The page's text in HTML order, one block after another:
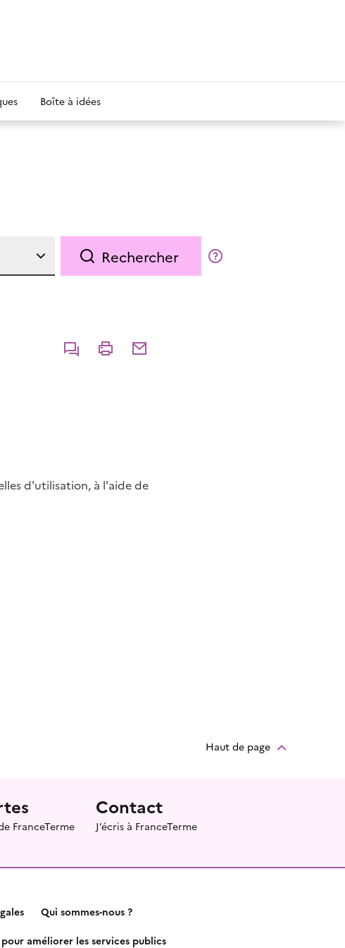
Boîte à idées
Rechercher
CommenterImprimerPartager par courriel
d'utilisation, à l'aide de
Haut de page
FranceTerme
Contact
J’écris à FranceTerme
Qui sommes-nous ?
améliorer les services publics